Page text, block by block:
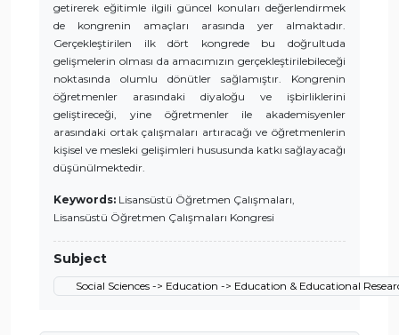
getirerek eğitimle ilgili güncel konuları değerlendirmek
de kongrenin amaçları arasında yer almaktadır.
Gerçekleştirilen ilk dört kongrede bu doğrultuda
gelişmelerin olması da amacımızın gerçekleştirilebileceği
noktasında olumlu dönütler sağlamıştır. Kongrenin
öğretmenler arasındaki diyaloğu ve işbirliklerini
geliştireceği, yine öğretmenler ile akademisyenler
arasındaki ortak çalışmaları artıracağı ve öğretmenlerin
kişisel ve mesleki gelişimleri hususunda katkı sağlayacağı
düşünülmektedir.
Keywords: Lisansüstü Öğretmen Çalışmaları,
Lisansüstü Öğretmen Çalışmaları Kongresi
Subject
Social Sciences -> Education -> Education & Educational